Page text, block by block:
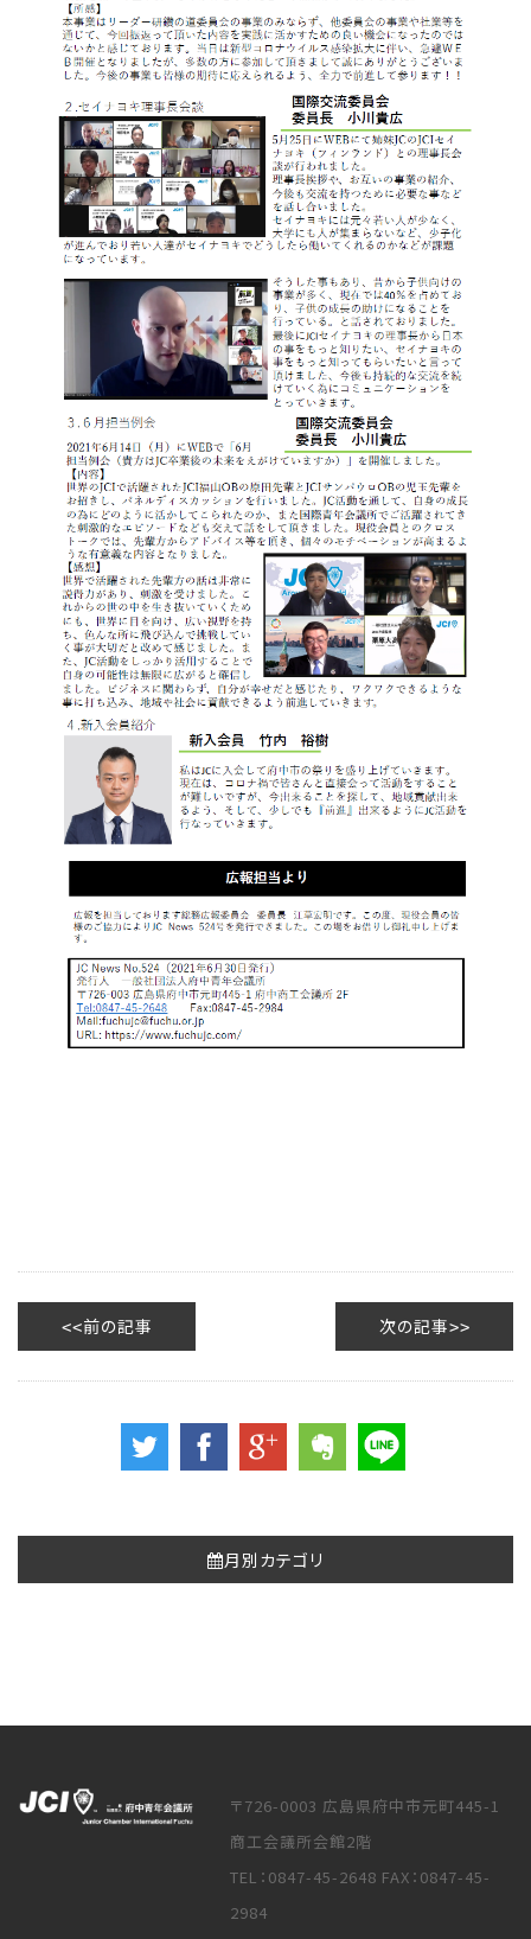
前の記事 次の記事
月別カテゴリ
〒726-0003 広島県府中市元町445-1
商工会議所会館2階
TEL：0847-45-2648 FAX：0847-45-
2984